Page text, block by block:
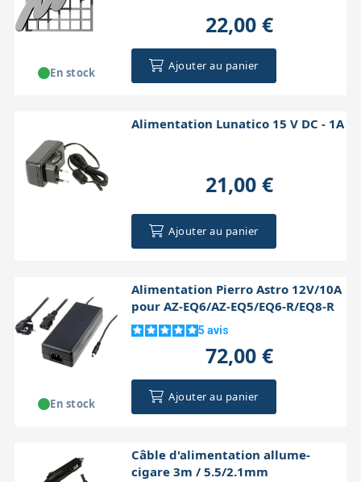
22,00 €
Ajouter au panier
En stock
Alimentation Lunatico 15 V DC - 1A
21,00 €
Ajouter au panier
Alimentation Pierro Astro 12V/10A
pour AZ-EQ6/AZ-EQ5/EQ6-R/EQ8-R
5 avis
72,00 €
Ajouter au panier
En stock
Câble d'alimentation allume-
cigare 3m / 5.5/2.1mm